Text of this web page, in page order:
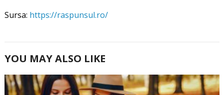
Sursa: https://raspunsul.ro/
YOU MAY ALSO LIKE